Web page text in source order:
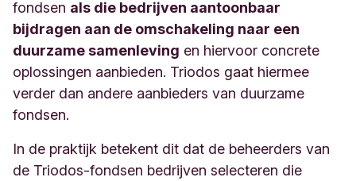
fondsen als die bedrijven aantoonbaar
bijdragen aan de omschakeling naar een
duurzame samenleving en hiervoor concrete
oplossingen aanbieden. Triodos gaat hiermee
verder dan andere aanbieders van duurzame
fondsen.
In de praktijk betekent dit dat de beheerders van
de Triodos-fondsen bedrijven selecteren die